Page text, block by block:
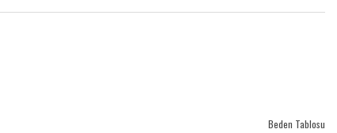
Beden Tablosu